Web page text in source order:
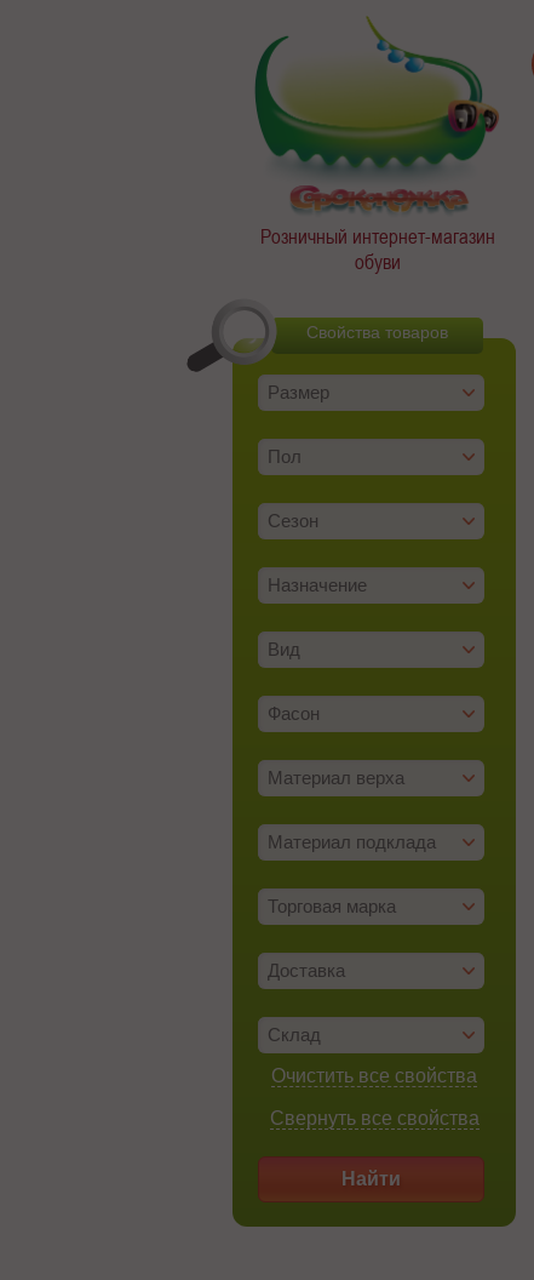
Розничный интернет-магазин
обуви
Размер
Пол
Сезон
Назначение
Вид
Фасон
Материал верха
Материал подклада
Торговая марка
Доставка
Склад
Очистить все свойства
Свернуть все свойства
Найти
Свойства товаров